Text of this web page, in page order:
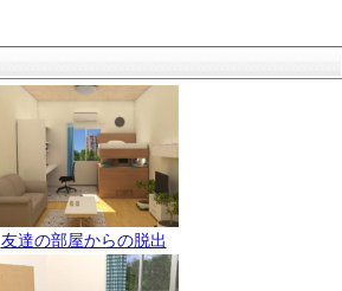
友達の部屋からの脱出